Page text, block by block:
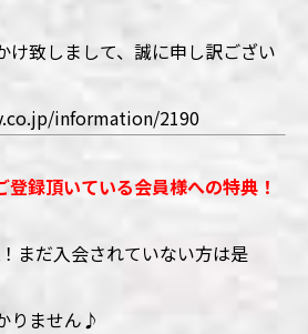
け致しまして、誠に申し訳ござい
information/2190
登録頂いている会員様への特典！
まだ入会されていない方は是
りません♪